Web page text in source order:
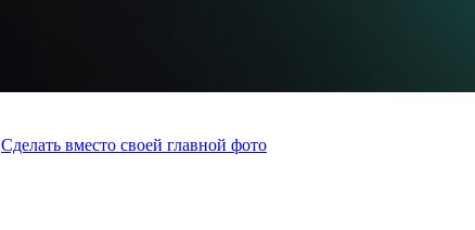
Сделать вместо своей главной фото